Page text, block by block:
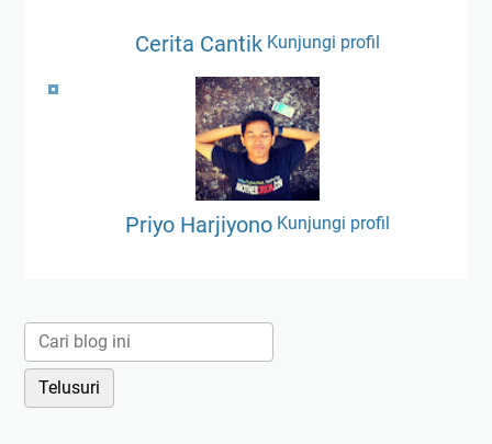
Cerita CantikKunjungi profil
Priyo HarjiyonoKunjungi profil